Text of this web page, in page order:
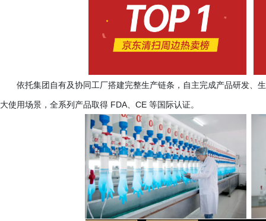
依托集团自有及协同工厂搭建完整生产链条，自主完成产品研发、
大使用场景，全系列产品取得 FDA、CE 等国际认证。